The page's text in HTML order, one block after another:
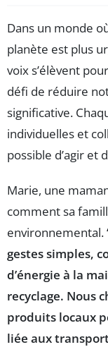
Dans un monde
planète est plus
voix s’élèvent
défi de réduire
significative.
individuelles et
possible d’agir et
Marie, une
comment sa
environnemental.
gestes simples,
d’énergie à la
recyclage. Nous
produits locaux
liée aux